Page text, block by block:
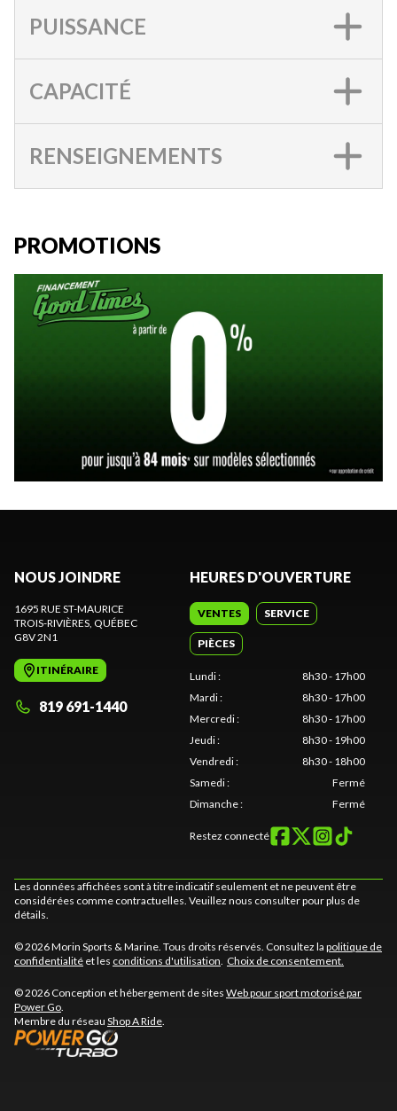
PUISSANCE
CAPACITÉ
RENSEIGNEMENTS
PROMOTIONS
NOUS JOINDRE
1695 RUE ST-MAURICE
TROIS-RIVIÈRES , QUÉBEC
G8V 2N1
ITINÉRAIRE
819 691-1440
HEURES D'OUVERTURE
VENTES SERVICE
PIÈCES
Lundi:
8h30 - 17h00
Mardi:
8h30 - 17h00
Mercredi:
8h30 - 17h00
Jeudi:
8h30 - 19h00
Vendredi:
8h30 - 18h00
Samedi:
Fermé
Dimanche: Fermé
Restez connecté
Les données affichées sont à titre indicatif seulement et ne peuvent être
considérées comme contractuelles. Veuillez nous consulter pour plus de
détails.
© 2026 Morin Sports & Marine. Tous droits réservés. Consultez la politique de
confidentialité et les conditions d'utilisation Choix de consentement.
© 2026 Conception et hébergement de sites Web pour sport motorisé par
Power Go
Membre du réseau Shop A Ride